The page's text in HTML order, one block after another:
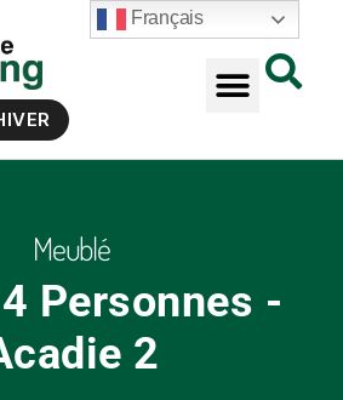
Meublé
Personnes -
2
Français
cookies